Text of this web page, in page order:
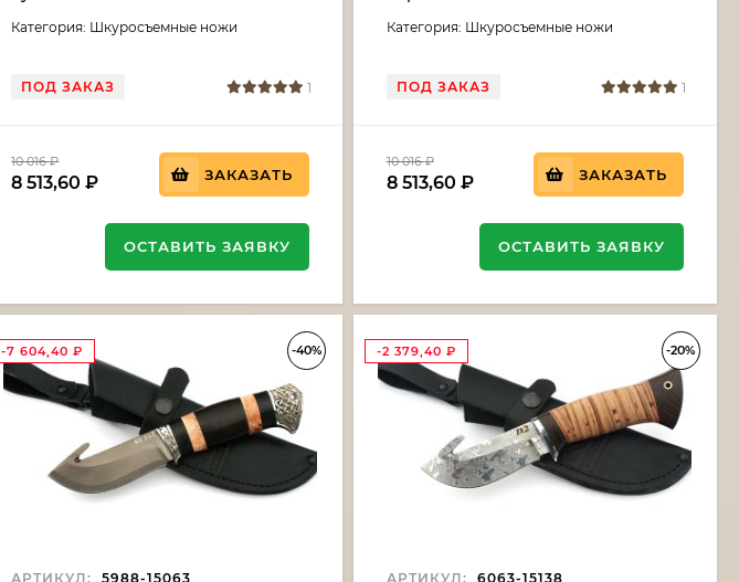
Категория: Шкуросъемные ножи
ПОД ЗАКАЗ 1
10 016₽
8 513,60₽ ЗАКАЗАТЬ
ОСТАВИТЬ ЗАЯВКУ
Категория: Шкуросъемные ножи
ПОД ЗАКАЗ 1
10 016₽
8 513,60 ₽ ЗАКАЗАТЬ
ОСТАВИТЬ ЗАЯВКУ
-40%
-7 604,40₽
АРТИКУЛ: 5988-15063
-20%
-2 379,40 ₽
АРТИКУЛ: 6063-15138